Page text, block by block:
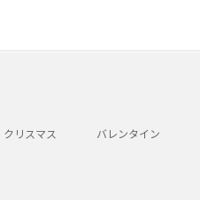
クリスマス バレンタイン